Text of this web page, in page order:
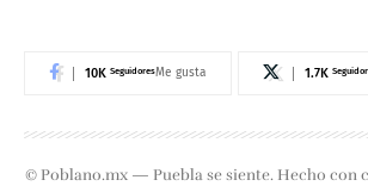
10K SeguidoresMe gusta 1.7K
© Poblano.mx — Puebla se siente. Hecho con